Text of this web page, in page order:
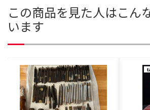
この商品を見た人はこん
います